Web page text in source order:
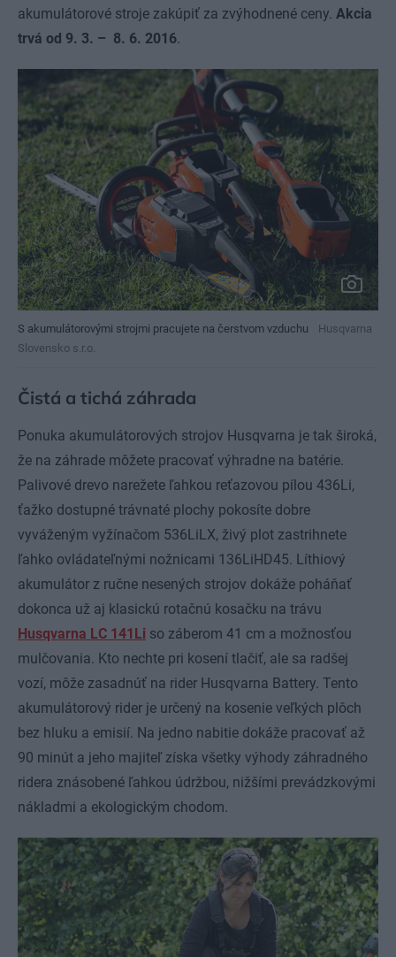
akumulátorové stroje zakúpiť za zvýhodnené ceny. Akcia
trvá od 9. 3. – 8. 6. 2016.
S akumulátorovými strojmi pracujete na čerstvom vzduchu
Husqvarna
Slovensko s.r.o.
Čistá a tichá záhrada
Ponuka akumulátorových strojov Husqvarna je tak široká,
že na záhrade môžete pracovať výhradne na batérie.
Palivové drevo narežete ľahkou reťazovou pílou 436Li,
ťažko dostupné trávnaté plochy pokosíte dobre
vyváženým vyžínačom 536LiLX, živý plot zastrihnete
ľahko ovládateľnými nožnicami 136LiHD45. Líthiový
akumulátor z ručne nesených strojov dokáže poháňať
dokonca už aj klasickú rotačnú kosačku na trávu
Husqvarna LC 141Li so záberom 41 cm a možnosťou
mulčovania. Kto nechte pri kosení tlačiť, ale sa radšej
vozí, môže zasadnúť na rider Husqvarna Battery. Tento
akumulátorový rider je určený na kosenie veľkých plôch
bez hluku a emisií. Na jedno nabitie dokáže pracovať až
90 minút a jeho majiteľ získa všetky výhody záhradného
ridera znásobené ľahkou údržbou, nižšími prevádzkovými
nákladmi a ekologickým chodom.